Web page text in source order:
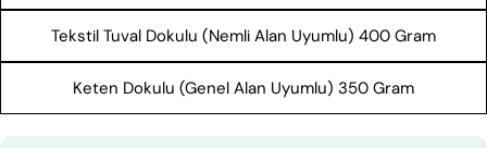
Tekstil Tuval Dokulu (Nemli Alan Uyumlu) 400 Gram
Keten Dokulu (Genel Alan Uyumlu) 350 Gram